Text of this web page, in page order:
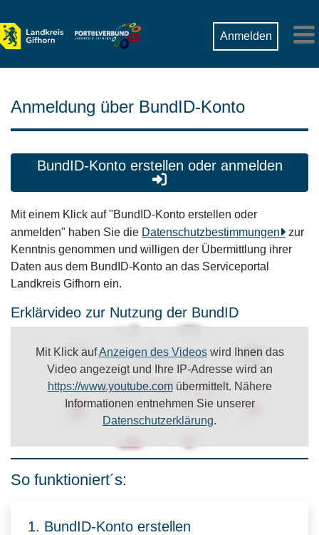
Anmelden
Anmeldung über BundID-Konto
BundID-Konto erstellen oder anmelden
Mit einem Klick auf "BundID-Konto erstellen oder
anmelden" haben Sie die Datenschutzbestimmungen
zur
Kenntnis genommen und willigen der Übermittlung ihrer
Daten aus dem BundID-Konto an das Serviceportal
Landkreis Gifhorn ein.
Erklärvideo zur Nutzung der BundID
Mit Klick aufAnzeigen des Videoswird Ihnen das
Video angezeigt und Ihre IP-Adresse wird an
https://www.youtube.comübermittelt. Nähere
Informationen entnehmen Sie unserer
Datenschutzerklärung.
So funktioniert´s:
1. BundID-Konto erstellen